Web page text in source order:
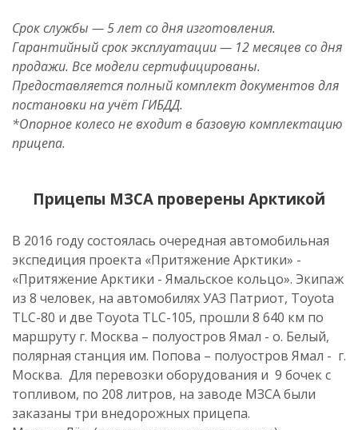
Срок службы — 5 лет со дня изготовления.
Гарантийный срок эксплуатации — 12 месяцев со дня
продажи. Все модели сертифицированы.
Предоставляется полный комплект документов для
постановки на учёт ГИБДД.
*Опорное колесо не входит в базовую комплектацию
прицепа.
Прицепы МЗСА проверены Арктикой
В 2016 году состоялась очередная автомобильная
экспедиция проекта «Притяжение Арктики» -
«Притяжение Арктики - Ямальское кольцо». Экипаж
из 8 человек, на автомобилях УАЗ Патриот, Toyota
TLC-80 и две Toyota TLC-105, прошли 8 640 км по
маршруту г. Москва – полуостров Ямал - о. Белый,
полярная станция им. Попова – полуостров Ямал - г.
Москва. Для перевозки оборудования и 9 бочек с
топливом, по 208 литров, на заводе МЗСА были
заказаны три внедорожных прицепа.